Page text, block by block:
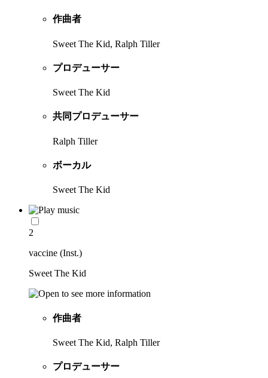
作曲者
Sweet The Kid, Ralph Tiller
プロデューサー
Sweet The Kid
共同プロデューサー
Ralph Tiller
ボーカル
Sweet The Kid
2
vaccine (Inst.)
Sweet The Kid
作曲者
Sweet The Kid, Ralph Tiller
プロデューサー